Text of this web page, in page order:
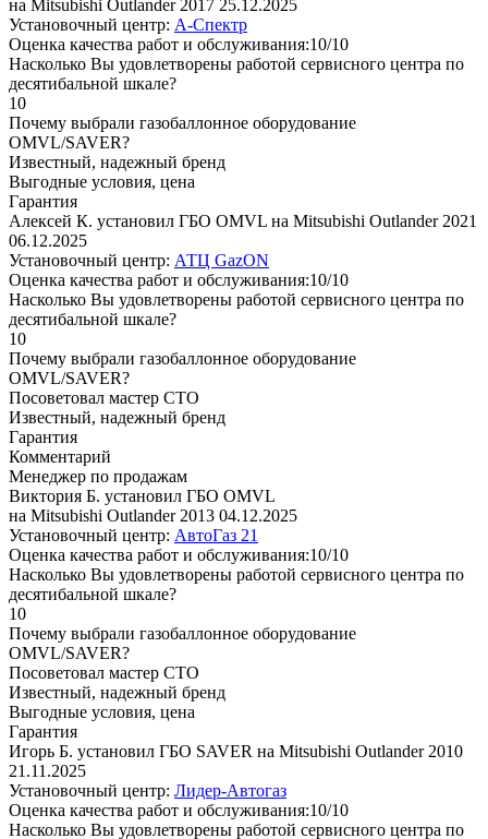
на Mitsubishi Outlander 2017 25.12.2025
Установочный центр: А-Спектр
Оценка качества работ и обслуживания:10/10
Насколько Вы удовлетворены работой сервисного центра по
десятибальной шкале?
10
Почему выбрали газобаллонное оборудование
OMVL/SAVER?
Известный, надежный бренд
Выгодные условия, цена
Гарантия
Алексей К. установил ГБО OMVL на Mitsubishi Outlander 2021
06.12.2025
Установочный центр: АТЦ GazON
Оценка качества работ и обслуживания:10/10
Насколько Вы удовлетворены работой сервисного центра по
десятибальной шкале?
10
Почему выбрали газобаллонное оборудование
OMVL/SAVER?
Посоветовал мастер СТО
Известный, надежный бренд
Гарантия
Комментарий
Менеджер по продажам
Виктория Б. установил ГБО OMVL
на Mitsubishi Outlander 2013 04.12.2025
Установочный центр: АвтоГаз 21
Оценка качества работ и обслуживания:10/10
Насколько Вы удовлетворены работой сервисного центра по
десятибальной шкале?
10
Почему выбрали газобаллонное оборудование
OMVL/SAVER?
Посоветовал мастер СТО
Известный, надежный бренд
Выгодные условия, цена
Гарантия
Игорь Б. установил ГБО SAVER на Mitsubishi Outlander 2010
21.11.2025
Установочный центр: Лидер-Автогаз
Оценка качества работ и обслуживания:10/10
Насколько Вы удовлетворены работой сервисного центра по